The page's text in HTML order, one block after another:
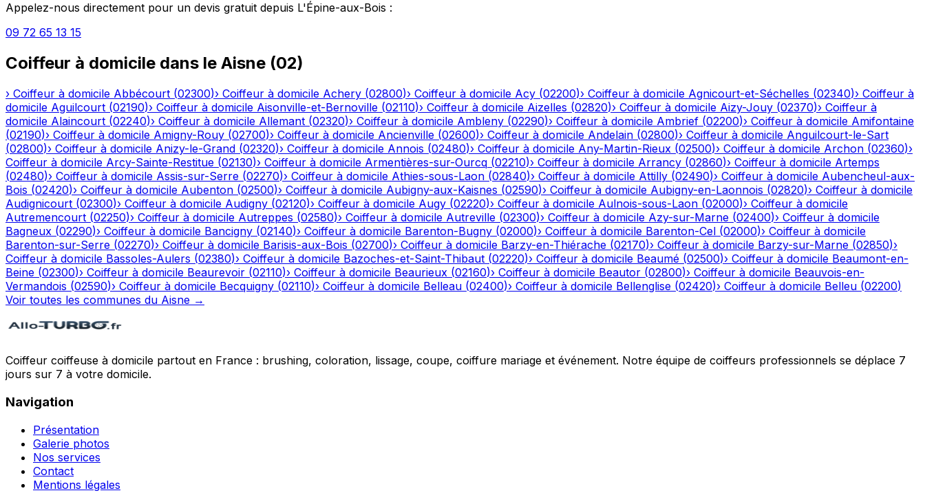
Appelez-nous directement pour un devis gratuit depuis L'Épine-aux-Bois :
09 72 65 13 15
Coiffeur à domicile dans le Aisne (02)
› Coiffeur à domicile Abbécourt (02300)› Coiffeur à domicile Achery (02800)› Coiffeur à domicile Acy (02200)› Coiffeur à domicile Agnicourt-et-Séchelles (02340)› Coiffeur à
domicile Aguilcourt (02190)› Coiffeur à domicile Aisonville-et-Bernoville (02110)› Coiffeur à domicile Aizelles (02820)› Coiffeur à domicile Aizy-Jouy (02370)› Coiffeur à
domicile Alaincourt (02240)› Coiffeur à domicile Allemant (02320)› Coiffeur à domicile Ambleny (02290)› Coiffeur à domicile Ambrief (02200)› Coiffeur à domicile Amifontaine
(02190)› Coiffeur à domicile Amigny-Rouy (02700)› Coiffeur à domicile Ancienville (02600)› Coiffeur à domicile Andelain (02800)› Coiffeur à domicile Anguilcourt-le-Sart
(02800)› Coiffeur à domicile Anizy-le-Grand (02320)› Coiffeur à domicile Annois (02480)› Coiffeur à domicile Any-Martin-Rieux (02500)› Coiffeur à domicile Archon (02360)›
Coiffeur à domicile Arcy-Sainte-Restitue (02130)› Coiffeur à domicile Armentières-sur-Ourcq (02210)› Coiffeur à domicile Arrancy (02860)› Coiffeur à domicile Artemps
(02480)› Coiffeur à domicile Assis-sur-Serre (02270)› Coiffeur à domicile Athies-sous-Laon (02840)› Coiffeur à domicile Attilly (02490)› Coiffeur à domicile Aubencheul-aux-
Bois (02420)› Coiffeur à domicile Aubenton (02500)› Coiffeur à domicile Aubigny-aux-Kaisnes (02590)› Coiffeur à domicile Aubigny-en-Laonnois (02820)› Coiffeur à domicile
Audignicourt (02300)› Coiffeur à domicile Audigny (02120)› Coiffeur à domicile Augy (02220)› Coiffeur à domicile Aulnois-sous-Laon (02000)› Coiffeur à domicile
Autremencourt (02250)› Coiffeur à domicile Autreppes (02580)› Coiffeur à domicile Autreville (02300)› Coiffeur à domicile Azy-sur-Marne (02400)› Coiffeur à domicile
Bagneux (02290)› Coiffeur à domicile Bancigny (02140)› Coiffeur à domicile Barenton-Bugny (02000)› Coiffeur à domicile Barenton-Cel (02000)› Coiffeur à domicile
Barenton-sur-Serre (02270)› Coiffeur à domicile Barisis-aux-Bois (02700)› Coiffeur à domicile Barzy-en-Thiérache (02170)› Coiffeur à domicile Barzy-sur-Marne (02850)›
Coiffeur à domicile Bassoles-Aulers (02380)› Coiffeur à domicile Bazoches-et-Saint-Thibaut (02220)› Coiffeur à domicile Beaumé (02500)› Coiffeur à domicile Beaumont-en-
Beine (02300)› Coiffeur à domicile Beaurevoir (02110)› Coiffeur à domicile Beaurieux (02160)› Coiffeur à domicile Beautor (02800)› Coiffeur à domicile Beauvois-en-
Vermandois (02590)› Coiffeur à domicile Becquigny (02110)› Coiffeur à domicile Belleau (02400)› Coiffeur à domicile Bellenglise (02420)› Coiffeur à domicile Belleu (02200)
Voir toutes les communes du Aisne →
Coiffeur coiffeuse à domicile partout en France : brushing, coloration, lissage, coupe, coiffure mariage et événement. Notre équipe de coiffeurs professionnels se déplace 7
jours sur 7 à votre domicile.
Navigation
Présentation
Galerie photos
Nos services
Contact
Mentions légales